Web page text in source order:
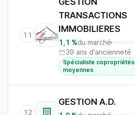
11
TRANSACTIONS
IMMOBILIERES
1,1 %du marché
39 ans d'ancienneté
Spécialiste copropriétés
moyennes
12
GESTION A.D.